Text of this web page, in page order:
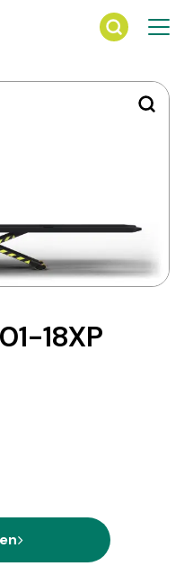
18XP